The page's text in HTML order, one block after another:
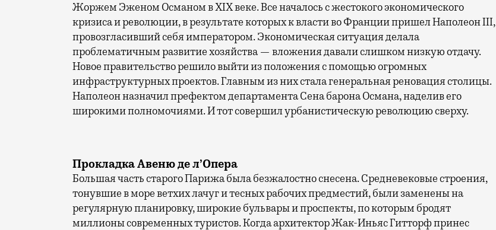
Жоржем Эженом Османом в XIX веке. Все началось с жестокого экономического
кризиса и революции, в результате которых к власти во Франции пришел Наполеон III,
провозгласивший себя императором. Экономическая ситуация делала
проблематичным развитие хозяйства — вложения давали слишком низкую отдачу.
Новое правительство решило выйти из положения с помощью огромных
инфраструктурных проектов. Главным из них стала генеральная реновация столицы.
Наполеон назначил префектом департамента Сена барона Османа, наделив его
широкими полномочиями. И тот совершил урбанистическую революцию сверху.
ПрокладкаАвенюдел’Опера
Большая часть старого Парижа была безжалостно снесена. Средневековые строения,
тонувшие в море ветхих лачуг и тесных рабочих предместий, были заменены на
регулярную планировку, широкие бульвары и проспекты, по которым бродят
миллионы современных туристов. Когда архитектор Жак-Иньяс Гитторф принес